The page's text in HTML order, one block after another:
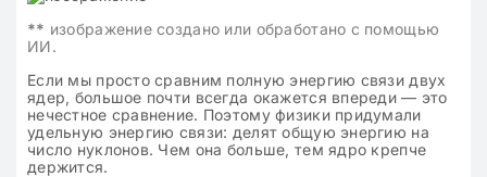
** изображение создано или обработано с помощью
ИИ.
Если мы просто сравним полную энергию связи двух
ядер, большое почти всегда окажется впереди — это
нечестное сравнение. Поэтому физики придумали
удельную энергию связи: делят общую энергию на
число нуклонов. Чем она больше, тем ядро крепче
держится.